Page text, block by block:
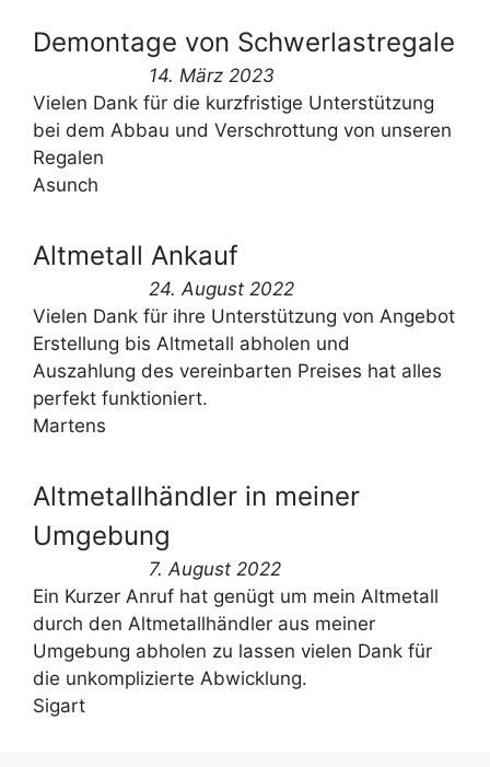
Demontage von Schwerlastregale
14. März 2023
Vielen Dank für die kurzfristige Unterstützung
bei dem Abbau und Verschrottung von unseren
Regalen
Asunch
Altmetall Ankauf
24. August 2022
Vielen Dank für ihre Unterstützung von Angebot
Erstellung bis Altmetall abholen und
Auszahlung des vereinbarten Preises hat alles
perfekt funktioniert.
Martens
Altmetallhändler in meiner
Umgebung
7. August 2022
Ein Kurzer Anruf hat genügt um mein Altmetall
durch den Altmetallhändler aus meiner
Umgebung abholen zu lassen vielen Dank für
die unkomplizierte Abwicklung.
Sigart